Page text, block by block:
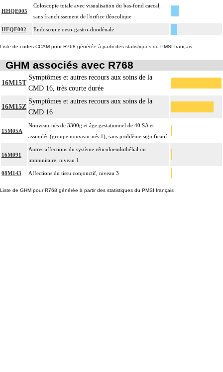
HHQE005
Coloscopie totale avec visualisation du bas-fond caecal,
sans franchissement de l'orifice iléocolique
HEQE002 Endoscopie oeso-gastro-duodénale
Liste de codes CCAM pour R768 générée à partir des statistiques du PMSI français
GHM associés avec R768
16M15T
Symptômes et autres recours aux soins de la
CMD 16, très courte durée
16M15Z
Symptômes et autres recours aux soins de la
CMD 16
15M05A
Nouveau-nés de 3300g et âge gestationnel de 40 SA et
assimilés (groupe nouveau-nés 1), sans problème significatif
16M091
Autres affections du système réticuloendothélial ou
immunitaire, niveau 1
08M143 Affections du tissu conjonctif, niveau 3
Liste de GHM pour R768 générée à partir des statistiques du PMSI français